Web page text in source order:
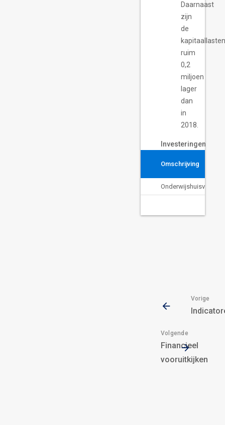
Daarnaast
zijn
de
kapitaallasten
ruim
0,2
miljoen
lager
dan
in
2018.
Investeringen
Omschrijving
Onderwijshuisvesting
Vorige
Volgende
Financieel
vooruitkijken